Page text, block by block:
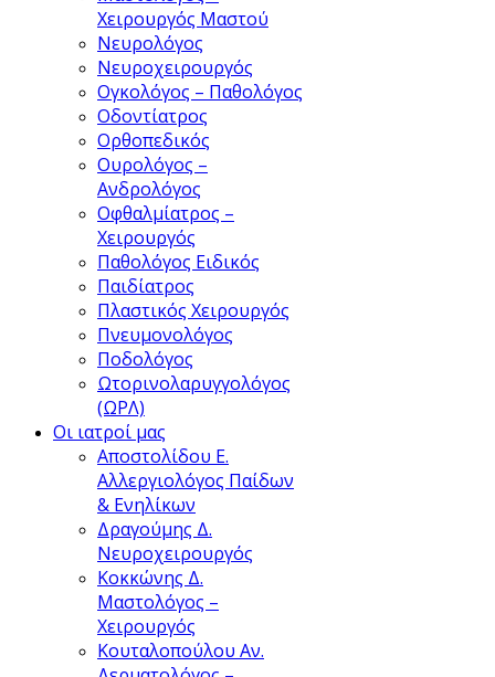
Χειρουργός Μαστού
Νευρολόγος
Νευροχειρουργός
Ογκολόγος – Παθολόγος
Οδοντίατρος
Ορθοπεδικός
Ουρολόγος –
Ανδρολόγος
Οφθαλμίατρος –
Χειρουργός
Παθολόγος Ειδικός
Παιδίατρος
Πλαστικός Χειρουργός
Πνευμονολόγος
Ποδολόγος
Ωτορινολαρυγγολόγος
(ΩΡΛ)
Οι ιατροί μας
Αποστολίδου Ε.
Αλλεργιολόγος Παίδων
& Ενηλίκων
Δραγούμης Δ.
Νευροχειρουργός
Κοκκώνης Δ.
Μαστολόγος –
Χειρουργός
Κουταλοπούλου Αν.